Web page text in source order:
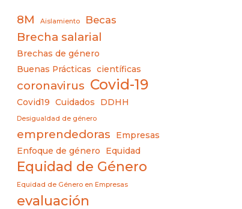
8M Aislamiento Becas
Brecha salarial
Brechas de género
Buenas Prácticas
científicas
coronavirus Covid-19
Covid19 Cuidados DDHH
Desigualdad de género
emprendedoras
Empresas
Enfoque de género
Equidad
Equidad de Género
Equidad de Género en Empresas
evaluación